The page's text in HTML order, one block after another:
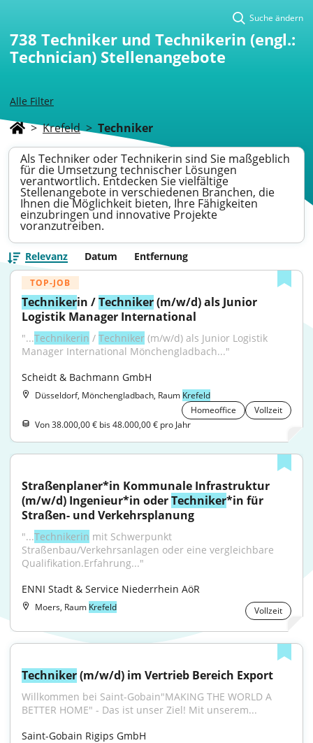
Alle Filter
Suche ändern
738 Techniker und Technikerin (engl.:
Technician) Stellenangebote
> Krefeld > Techniker
Als Techniker oder Technikerin sind Sie maßgeblich
für die Umsetzung technischer Lösungen
verantwortlich. Entdecken Sie vielfältige
Stellenangebote in verschiedenen Branchen, die
Ihnen die Möglichkeit bieten, Ihre Fähigkeiten
einzubringen und innovative Projekte
voranzutreiben.
Relevanz Datum Entfernung
TOP-JOB
Technikerin / Techniker (m/w/d) als Junior
Logistik Manager International
"...Technikerin / Techniker (m/w/d) als Junior Logistik
Manager International Mönchengladbach..."
Scheidt & Bachmann GmbH
Düsseldorf, Mönchengladbach, Raum Krefeld
Homeoffice
Vollzeit
Von 38.000,00 € bis 48.000,00 € pro Jahr
Straßenplaner*in Kommunale Infrastruktur
(m/w/d) Ingenieur*in oder Techniker*in für
Straßen- und Verkehrsplanung
"...Technikerin mit Schwerpunkt
Straßenbau/Verkehrsanlagen oder eine vergleichbare
Qualifikation.Erfahrung..."
ENNI Stadt & Service Niederrhein AöR
Moers, Raum Krefeld Vollzeit
Techniker (m/w/d) im Vertrieb Bereich Export
Willkommen bei Saint-Gobain"MAKING THE WORLD A
BETTER HOME" - Das ist unser Ziel! Mit unserem...
Saint-Gobain Rigips GmbH